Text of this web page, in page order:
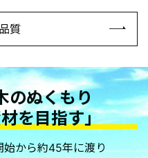
質
のぬくもり
を目指す」
始から約45年に渡り